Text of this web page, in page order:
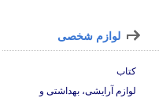
لوازم شخصی
کتاب
لوازم آرایشی، بهداشتی و